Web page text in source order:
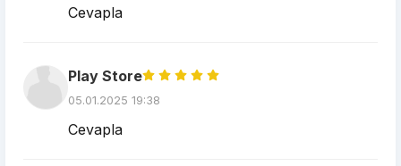
Cevapla
Play Store
05.01.2025 19:38
Cevapla